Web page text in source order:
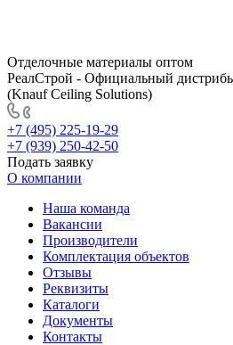
Отделочные материалы оптом
РеалСтрой - Официальный
(Knauf Ceiling Solutions)
+7 (495) 225-19-29
+7 (939) 250-42-50
Подать заявку
О компании
Наша команда
Вакансии
Производители
Комплектация объектов
Отзывы
Реквизиты
Каталоги
Документы
Контакты